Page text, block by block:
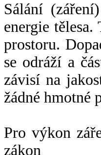
Sálání
energie
prostoru.
se odráží a
závisí na
žádné hmotné
Pro výkon
zákon